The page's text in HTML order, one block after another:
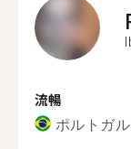
流暢
ポルトガ